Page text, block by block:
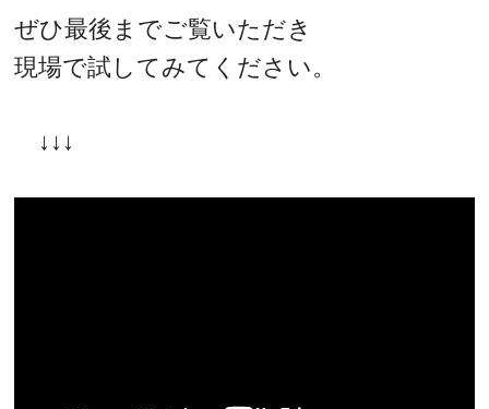
ぜひ最後までご覧いただき
現場で試してみてください。
↓↓↓